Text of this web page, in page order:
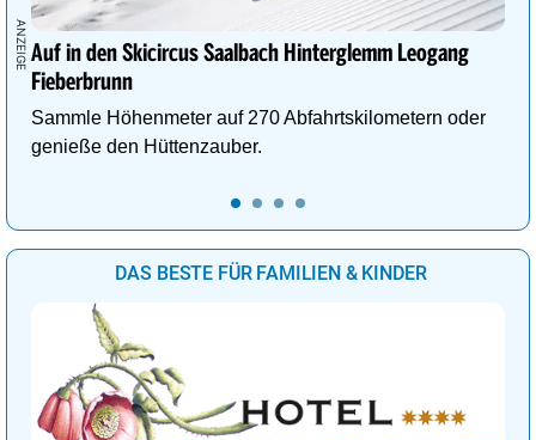
Auf in den Skicircus Saalbach Hinterglemm Leogang
Fieberbrunn
Sammle Höhenmeter auf 270 Abfahrtskilometern oder
genieße den Hüttenzauber.
DAS BESTE FÜR FAMILIEN & KINDER